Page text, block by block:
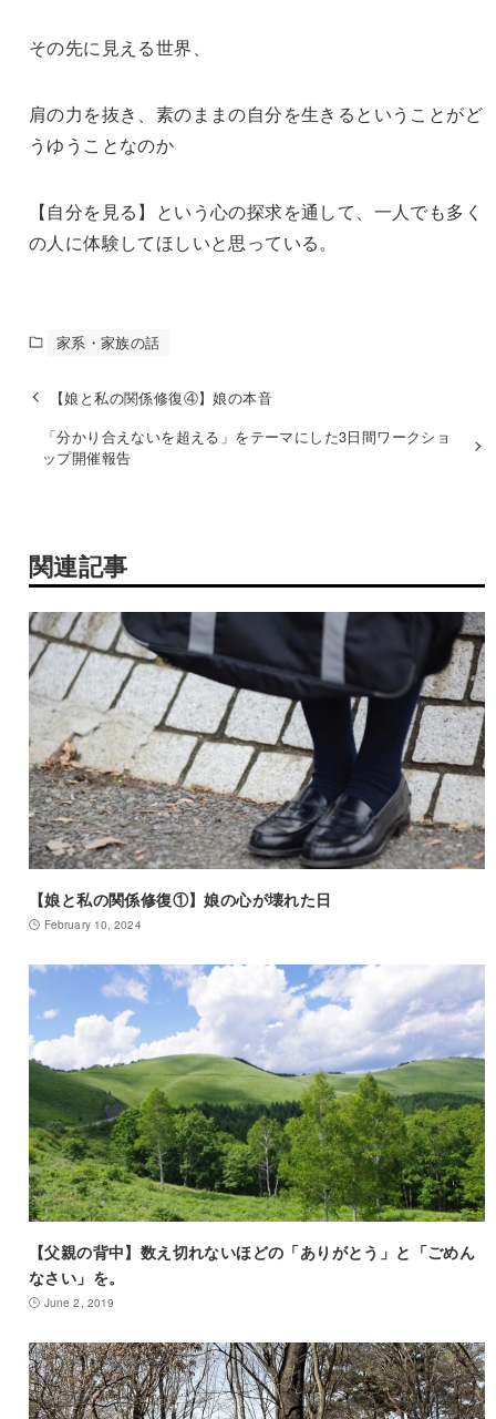
その先に見える世界、
肩の力を抜き、素のままの自分を生きるということがど
うゆうことなのか
【自分を見る】という心の探求を通して、一人でも多く
の人に体験してほしいと思っている。
家系・家族の話
【娘と私の関係修復④】娘の本音
「分かり合えないを超える」をテーマにした3日間ワークショ
ップ開催報告
関連記事
【娘と私の関係修復①】娘の心が壊れた日
February 10, 2024
【父親の背中】数え切れないほどの「ありがとう」と「ごめん
なさい」を。
June 2, 2019